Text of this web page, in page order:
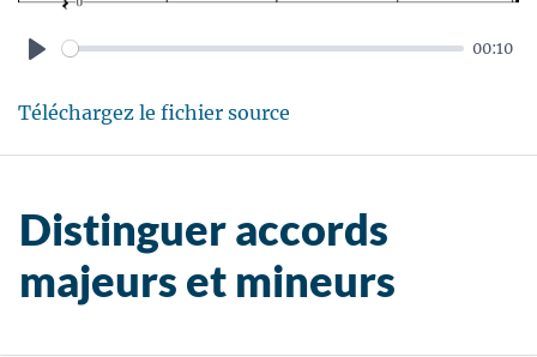
l
a
00:10
Téléchargez le fichier source
Distinguer accords
majeurs et mineurs